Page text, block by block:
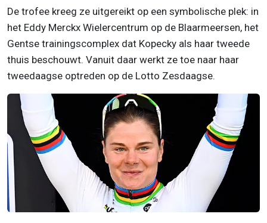
De trofee kreeg ze uitgereikt op een symbolische plek: in
het Eddy Merckx Wielercentrum op de Blaarmeersen, het
Gentse trainingscomplex dat Kopecky als haar tweede
thuis beschouwt. Vanuit daar werkt ze toe naar haar
tweedaagse optreden op de Lotto Zesdaagse.